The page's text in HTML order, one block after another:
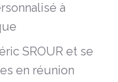
à
SROUR et se
en réunion